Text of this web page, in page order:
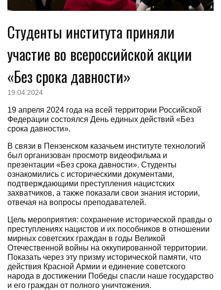
Студенты института приняли
участие во всероссийской акции
«Без срока давности»
19.04.2024
19 апреля 2024 года на всей территории Российской
Федерации состоялся День единых действий «Без
срока давности».
В связи в Пензенском казачьем институте технологий
был организован просмотр видеофильма и
презентации «Без срока давности». Студенты
ознакомились с историческими документами,
подтверждающими преступления нацистских
захватчиков, а также показали свои знания истории,
отвечая на вопросы преподавателей.
Цель мероприятия: сохранение исторической правды о
преступлениях нацистов и их пособников в отношении
мирных советских граждан в годы Великой
Отечественной войны на оккупированной территории.
Показать через эту призму исторической памяти, что
действия Красной Армии и единение советского
народа в достижении Победы спасли наше государство
и его граждан от полного уничтожения.